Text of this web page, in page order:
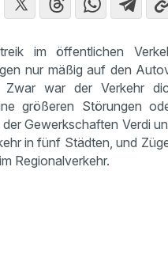
im öffentlichen
nur mäßig auf den
Zwar war der Verkehr
größeren Störungen
Gewerkschaften Verdi
in fünf Städten, und
Regionalverkehr.